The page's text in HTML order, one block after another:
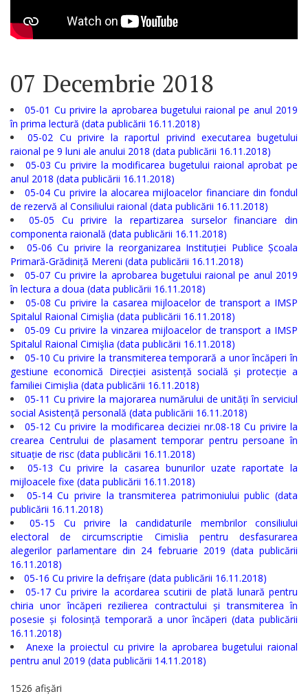
Serviciul
Arhitectură,
și
Cadastru
Serviciul
Arhivă
Serviciul
Juridic
Serviciul
Audit
Declarații
de
avere
și
interese
personale
Regulamente
Consilierii
raionali
Comisiile
consultative
de
specialitate
ale
consiliului
07 Decembrie 2018
05-01 Cu privire la aprobarea bugetului raional pe anul 2019
în prima lectură (data publicării 16.11.2018)
05-02 Cu privire la raportul privind executarea bugetului
raional pe 9 luni ale anului 2018 (data publicării 16.11.2018)
05-03 Cu privire la modificarea bugetului raional aprobat pe
anul 2018 (data publicării 16.11.2018)
05-04 Cu privire la alocarea mijloacelor financiare din fondul
de rezervă al Consiliului raional (data publicării 16.11.2018)
05-05 Cu privire la repartizarea surselor financiare din
componenta raională (data publicării 16.11.2018)
05-06 Cu privire la reorganizarea Instituției Publice Școala
Primară-Grădiniță Mereni (data publicării 16.11.2018)
05-07 Cu privire la aprobarea bugetului raional pe anul 2019
în lectura a doua (data publicării 16.11.2018)
05-08 Cu privire la casarea mijloacelor de transport a IMSP
Spitalul Raional Cimişlia (data publicării 16.11.2018)
05-09 Cu privire la vinzarea mijloacelor de transport a IMSP
Spitalul Raional Cimişlia (data publicării 16.11.2018)
05-10 Cu privire la transmiterea temporară a unor încăperi în
gestiune economică Direcției asistență socială și protecție a
familiei Cimișlia (data publicării 16.11.2018)
05-11 Cu privire la majorarea numărului de unități în serviciul
social Asistență personală (data publicării 16.11.2018)
05-12 Cu privire la modificarea deciziei nr.08-18 Cu privire la
crearea Centrului de plasament temporar pentru persoane în
situație de risc (data publicării 16.11.2018)
05-13 Cu privire la casarea bunurilor uzate raportate la
mijloacele fixe (data publicării 16.11.2018)
05-14 Cu privire la transmiterea patrimoniului public (data
publicării 16.11.2018)
05-15 Cu privire la candidaturile membrilor consiliului
electoral de circumscriptie Cimislia pentru desfasurarea
alegerilor parlamentare din 24 februarie 2019 (data publicării
16.11.2018)
05-16 Cu privire la defrișare (data publicării 16.11.2018)
05-17 Cu privire la acordarea scutirii de plată lunară pentru
chiria unor încăperi rezilierea contractului și transmiterea în
posesie și folosință temporară a unor încăperi (data publicării
16.11.2018)
Anexe la proiectul cu privire la aprobarea bugetului raional
pentru anul 2019 (data publicării 14.11.2018)
1526 afișări